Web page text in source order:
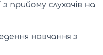
прийому слухачів на
навчання з